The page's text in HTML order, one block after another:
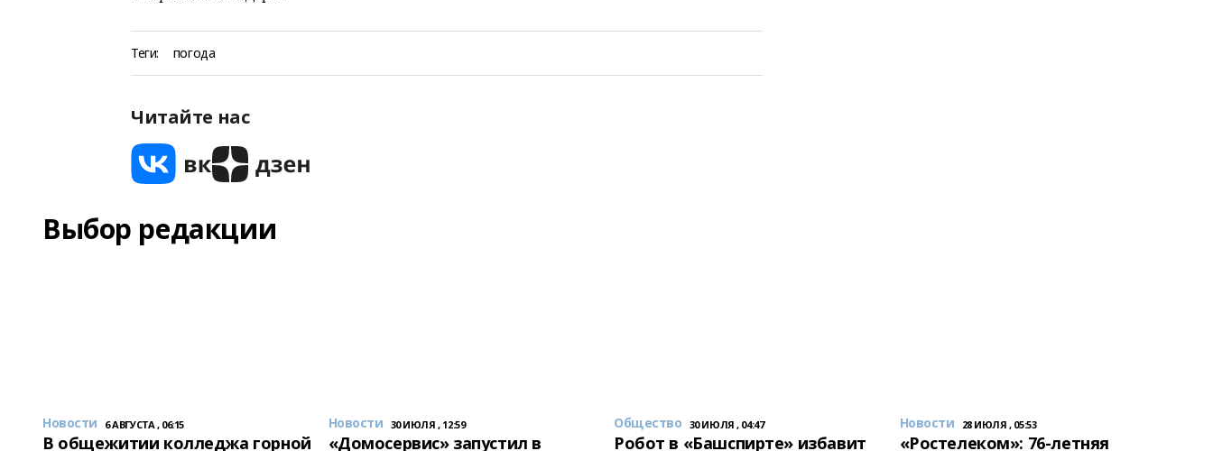
Теги: погода
Читайте нас
Выбор редакции
Новости 6 АВГУСТА , 06:15
В общежитии колледжа горной
Новости 30 ИЮЛЯ , 12:59
«Домосервис» запустил в
Общество 30 ИЮЛЯ , 04:47
Робот в «Башспирте» избавит
Новости 28 ИЮЛЯ , 05:53
«Ростелеком»: 76-летняя